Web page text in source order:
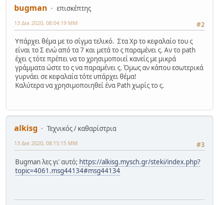
bugman
επισκέπτης
#2
13 Δεκ 2020, 08:04:19 ΜΜ
Υπάρχει θέμα με το σίγμα τελικό. Στα Xp το κεφαλαίο του ς
είναι το Σ ενώ από τα 7 και μετά το ς παραμένει ς. Αν το path
έχει ς τότε πρέπει να το χρησιμοποιεί κανείς με μικρά
γράμματα ώστε το ς να παραμένει ς. Όμως αν κάπου εσωτερικά
γυρνάει σε κεφαλαία τότε υπάρχει θέμα!
Καλύτερα να χρησιμοποιηθεί ένα Path χωρίς το ς.
alkisg
Τεχνικός / καθαρίστρια
#3
13 Δεκ 2020, 08:15:15 ΜΜ
Bugman λες γι' αυτό; https://alkisg.mysch.gr/steki/index.php?
topic=4061.msg44134#msg44134